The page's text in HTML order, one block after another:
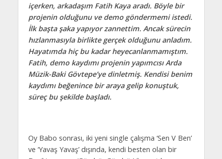
içerken, arkadaşım Fatih Kaya aradı. Böyle bir
projenin olduğunu ve demo göndermemi istedi.
İlk başta şaka yapıyor zannettim. Ancak sürecin
hızlanmasıyla birlikte gerçek olduğunu anladım.
Hayatımda hiç bu kadar heyecanlanmamıştım.
Fatih, demo kaydımı projenin yapımcısı Arda
Müzik-Baki Gövtepe’ye dinletmiş. Kendisi benim
kaydımı beğenince bir araya gelip konuştuk,
süreç bu şekilde başladı.
Oy Babo sonrası, iki yeni single çalışma ‘Sen V Ben’
ve ‘Yavaş Yavaş’ dışında, kendi besten olan bir